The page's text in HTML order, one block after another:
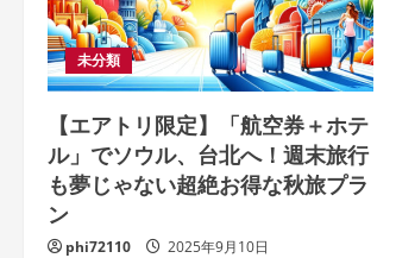
未分類
【エアトリ限定】「航空券＋ホテ
ル」でソウル、台北へ！週末旅行
も夢じゃない超絶お得な秋旅プラ
ン
phi72110 2025年9月10日